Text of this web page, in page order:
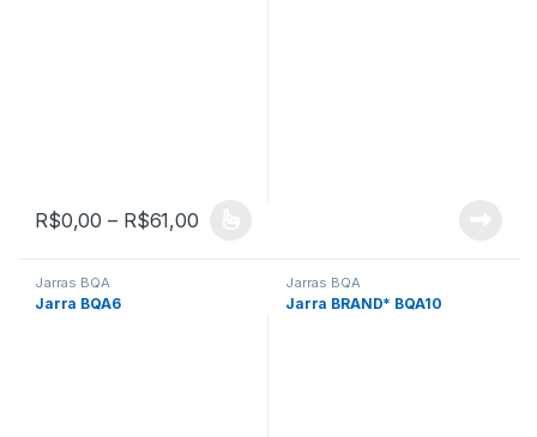
R$0,00 – R$61,00Faixa de preço: R$0,00 através
Este produto tem várias variantes. As opções podem ser
Jarras BQA
Jarra BQA6
Jarras BQA
Jarra BRAND* BQA10